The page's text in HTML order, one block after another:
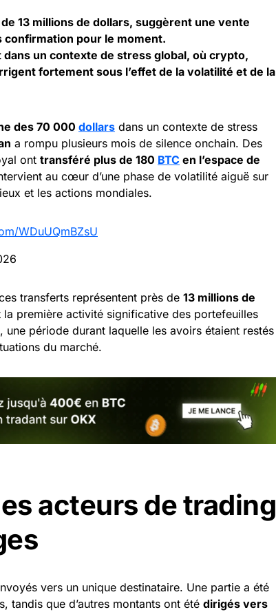
13 millions de dollars, suggèrent une vente
confirmation pour le moment.
un contexte de stress global, où crypto,
fortement sous l’effet de la volatilité et de la
des 70 000 dollars dans un contexte de stress
a rompu plusieurs mois de silence onchain. Des
ont transféré plus de 180 BTC en l’espace de
au cœur d’une phase de volatilité aiguë sur
et les actions mondiales.
WDuUQmBZsU
transferts représentent près de 13 millions de
la première activité significative des portefeuilles
période durant laquelle les avoirs étaient restés
du marché.
acteurs de trading
vers un unique destinataire. Une partie a été
tandis que d’autres montants ont été dirigés vers